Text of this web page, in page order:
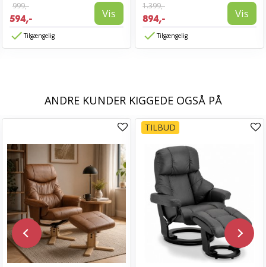
999,-
594,- Vis
Tilgængelig
1.399,-
894,- Vis
Tilgængelig
ANDRE KUNDER KIGGEDE OGSÅ PÅ
TILBUD